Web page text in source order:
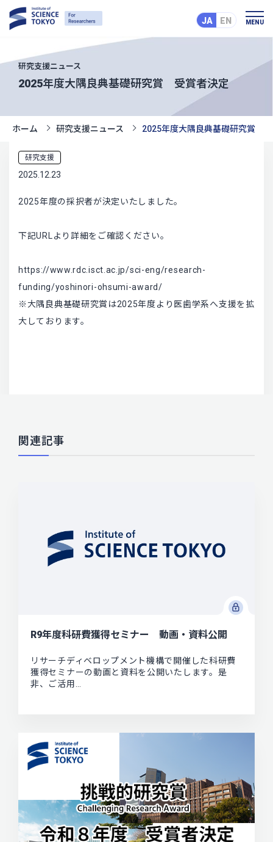
JA EN MENU
研究支援ニュース
2025年度大隅良典基礎研究賞 受賞者決定
ホーム 研究支援ニュース 2025年度大隅良典基礎研究賞
研究支援
2025.12.23
2025年度の採択者が決定いたしました。
下記URLより詳細をご確認ください。
https://www.rdc.isct.ac.jp/sci-eng/research-
funding/yoshinori-ohsumi-award/
※大隅良典基礎研究賞は2025年度より医歯学系へ支援を拡
大しております。
関連記事
R9年度科研費獲得セミナー 動画・資料公開
リサーチディベロップメント機構で開催した科研費
獲得セミナーの動画と資料を公開いたします。是
非、ご活用…